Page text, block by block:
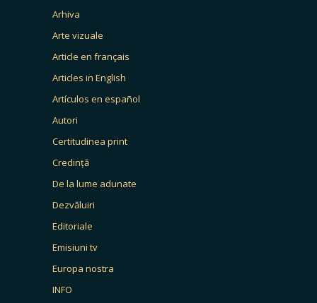
Arhiva
Arte vizuale
Article en français
Articles in English
Artículos en español
Autori
Certitudinea print
Credință
De la lume adunate
Dezvăluiri
Editoriale
Emisiuni tv
Europa nostra
INFO